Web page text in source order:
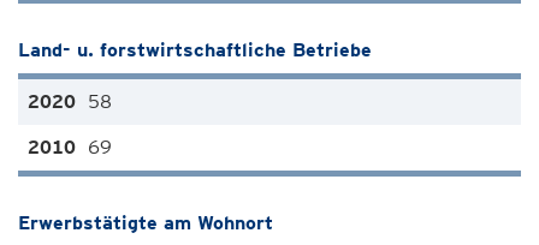
Land- u. forstwirtschaftliche Betriebe
58
69
Erwerbstätigte am Wohnort